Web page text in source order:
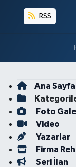
RSS
Ana Sayfa
Foto
Video
Yazarlar
Firma
Seri İlan